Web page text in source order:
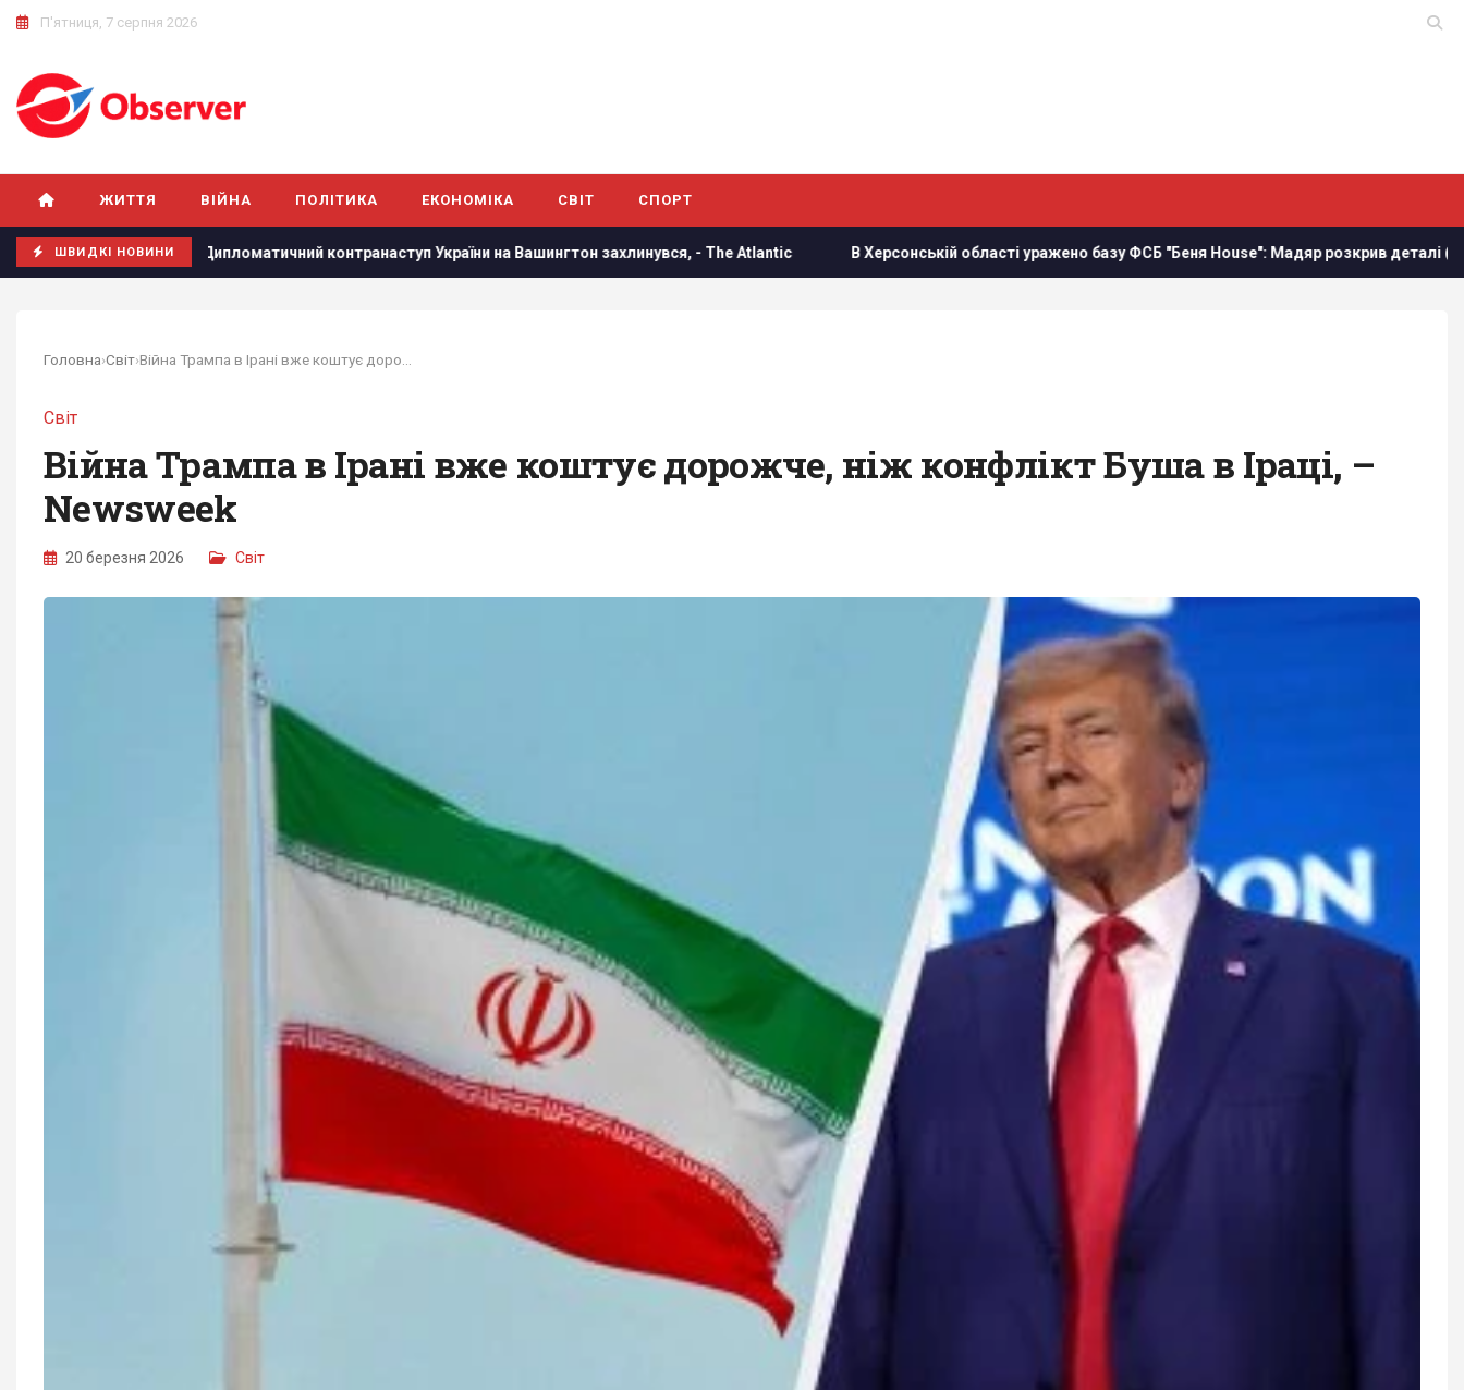
П'ятниця, 7 серпня 2026
ЖИТТЯ ВІЙНА ПОЛІТИКА ЕКОНОМІКА СВІТ СПОРТ
ШВИДКІ НОВИНИ
Дипломатичний контранаступ України на Вашингтон захлинувся, - The Atlantic В Херсонській області уражено базу ФСБ "Беня House": Мадяр розкрив деталі (відео)
Головна›Світ›
Світ
Війна Трампа в Ірані вже коштує дорожче, ніж конфлікт Буша в Іраці, –
Newsweek
20 березня 2026 Світ